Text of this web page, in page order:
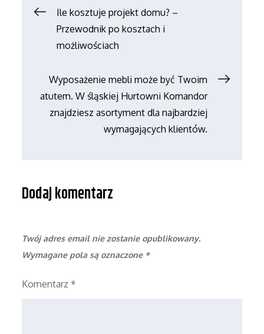
Nawigacja
wpisu
Ile kosztuje projekt domu? –
Przewodnik po kosztach i
możliwościach
Wyposażenie mebli może być Twoim
atutem. W śląskiej Hurtowni Komandor
znajdziesz asortyment dla najbardziej
wymagających klientów.
Dodaj komentarz
Twój adres email nie zostanie opublikowany.
Wymagane pola są oznaczone *
Komentarz *